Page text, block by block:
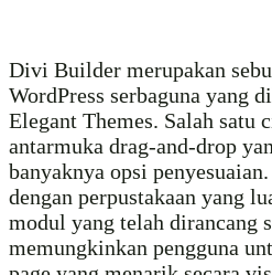
Divi Builder merupakan
WordPress serbaguna yang
Elegant Themes. Salah satu
antarmuka drag-and-drop
banyaknya opsi
dengan perpustakaan yang
modul yang telah dirancang
memungkinkan pengguna